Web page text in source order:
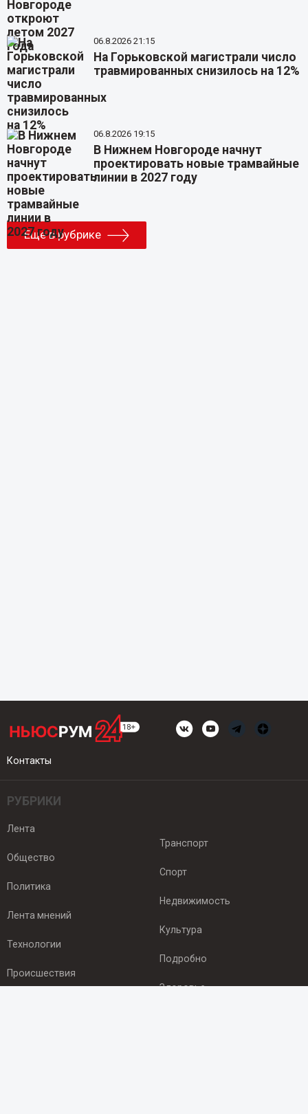
06.8.2026 21:15
На Горьковской магистрали число
травмированных снизилось на 12%
06.8.2026 19:15
В Нижнем Новгороде начнут
проектировать новые трамвайные
линии в 2027 году
Еще в рубрике
Контакты
РУБРИКИ
Лента
Общество
Политика
Лента мнений
Технологии
Происшествия
Транспорт
Спорт
Недвижимость
Культура
Подробно
Здоровье